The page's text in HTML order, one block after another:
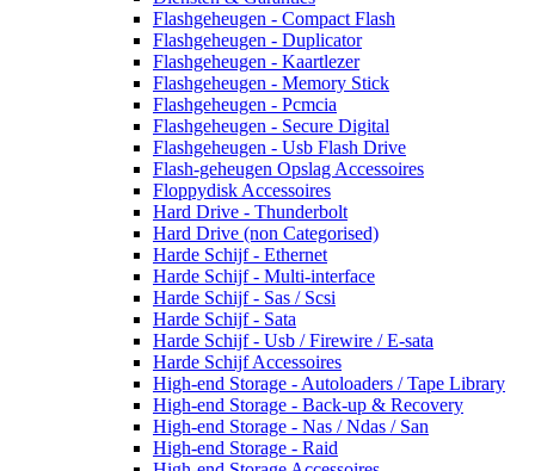
Flashgeheugen - Compact Flash
Flashgeheugen - Duplicator
Flashgeheugen - Kaartlezer
Flashgeheugen - Memory Stick
Flashgeheugen - Pcmcia
Flashgeheugen - Secure Digital
Flashgeheugen - Usb Flash Drive
Flash-geheugen Opslag Accessoires
Floppydisk Accessoires
Hard Drive - Thunderbolt
Hard Drive (non Categorised)
Harde Schijf - Ethernet
Harde Schijf - Multi-interface
Harde Schijf - Sas / Scsi
Harde Schijf - Sata
Harde Schijf - Usb / Firewire / E-sata
Harde Schijf Accessoires
High-end Storage - Autoloaders / Tape Library
High-end Storage - Back-up & Recovery
High-end Storage - Nas / Ndas / San
High-end Storage - Raid